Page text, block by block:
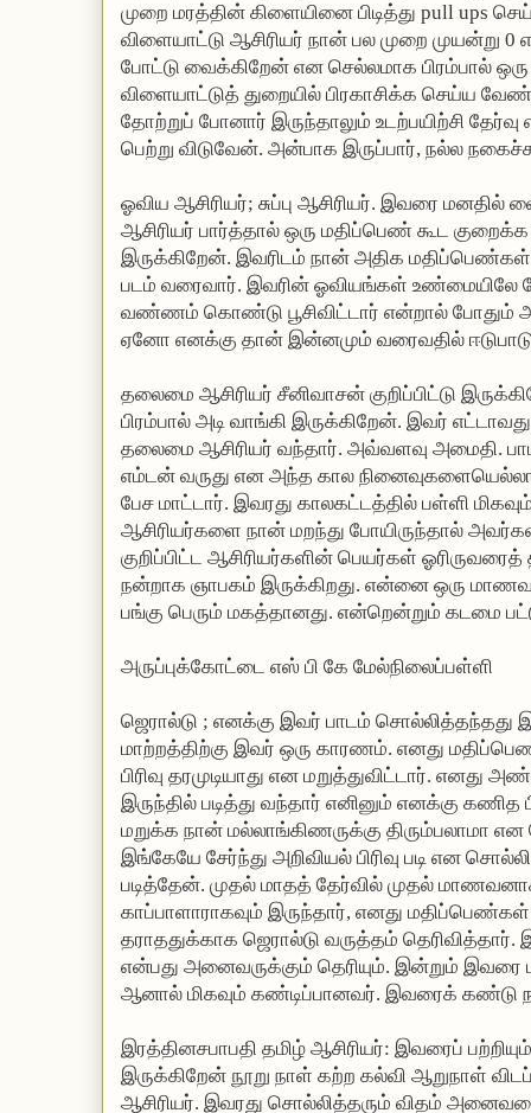
முறை மரத்தின் கிளையினை பிடித்து pull ups
விளையாட்டு ஆசிரியர் நான் பல முறை முயன்று 0
போட்டு வைக்கிறேன் என செல்லமாக பிரம்பால்
விளையாட்டுத் துறையில் பிரகாசிக்க செய்ய
தோற்றுப் போனார் இருந்தாலும் உடற்பயிற்சி
பெற்று விடுவேன். அன்பாக இருப்பார், நல்ல
ஓவிய ஆசிரியர்; சுப்பு ஆசிரியர். இவரை மனதில்
ஆசிரியர் பார்த்தால் ஒரு மதிப்பெண் கூட
இருக்கிறேன். இவரிடம் நான் அதிக
படம் வரைவார். இவரின் ஓவியங்கள் உண்மையிலே
வண்ணம் கொண்டு பூசிவிட்டார் என்றால் போதும்
ஏனோ எனக்கு தான் இன்னமும் வரைவதில்
தலைமை ஆசிரியர் சீனிவாசன் குறிப்பிட்டு
பிரம்பால் அடி வாங்கி இருக்கிறேன். இவர் எட்டாவது
தலைமை ஆசிரியர் வந்தார். அவ்வளவு அமைதி.
எம்டன் வருது என அந்த கால
பேச மாட்டார். இவரது காலகட்டத்தில் பள்ளி
ஆசிரியர்களை நான் மறந்து போயிருந்தால்
குறிப்பிட்ட ஆசிரியர்களின் பெயர்கள்
நன்றாக ஞாபகம் இருக்கிறது. என்னை ஒரு
பங்கு பெரும் மகத்தானது. என்றென்றும் கடமை
அருப்புக்கோட்டை எஸ் பி கே மேல்நிலைப்பள்ளி
ஜெரால்டு ; எனக்கு இவர் பாடம்
மாற்றத்திற்கு இவர் ஒரு காரணம். எனது
பிரிவு தரமுடியாது என மறுத்துவிட்டார்.
இருந்தில் படித்து வந்தார் எனினும் எனக்கு கணித
மறுக்க நான் மல்லாங்கிணருக்கு திரும்பலாமா
இங்கேயே சேர்ந்து அறிவியல் பிரிவு படி என
படித்தேன். முதல் மாதத் தேர்வில் முதல்
காப்பாளாராகவும் இருந்தார், எனது மதிப்பெண்கள்
தராததுக்காக ஜெரால்டு வருத்தம் தெரிவித்தார்.
என்பது அனைவருக்கும் தெரியும். இன்றும்
ஆனால் மிகவும் கண்டிப்பானவர். இவரைக் கண்டு
இரத்தினசபாபதி தமிழ் ஆசிரியர்: இவரைப் பற்றியும்
இருக்கிறேன் நூறு நாள் கற்ற கல்வி ஆறுநாள்
ஆசிரியர். இவரது சொல்லித்தரும் விதம்